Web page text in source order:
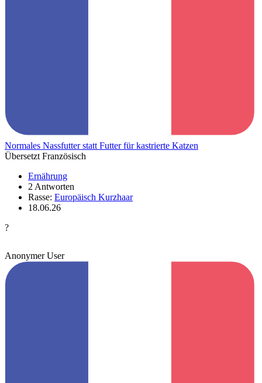
Normales Nassfutter statt Futter für kastrierte Katzen
Übersetzt Französisch
Ernährung
2 Antworten
Rasse: Europäisch Kurzhaar
18.06.26
?
Anonymer User